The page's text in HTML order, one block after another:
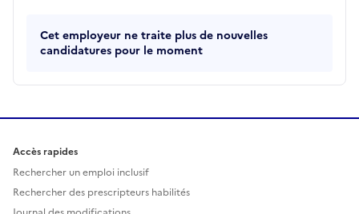
Cet employeur ne traite plus de nouvelles
candidatures pour le moment
Accès rapides
Rechercher un emploi inclusif
Rechercher des prescripteurs habilités